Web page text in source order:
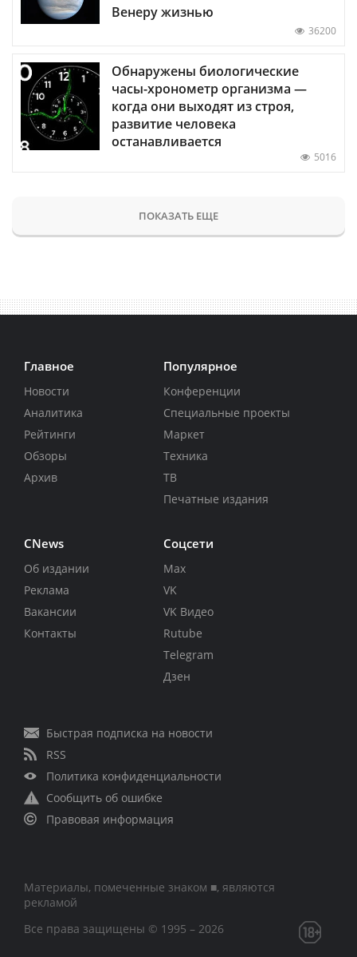
Венеру жизнью
36200
Обнаружены биологические
часы-хронометр организма —
когда они выходят из строя,
развитие человека
останавливается
5016
ПОКАЗАТЬ ЕЩЕ
Главное
Новости
Аналитика
Рейтинги
Обзоры
Архив
Популярное
Конференции
Специальные проекты
Маркет
Техника
ТВ
Печатные издания
CNews
Об издании
Реклама
Вакансии
Контакты
Соцсети
Max
VK
VK Видео
Rutube
Telegram
Дзен
Быстрая подписка на новости
RSS
Политика конфиденциальности
Сообщить об ошибке
Правовая информация
Материалы, помеченные знаком ■, являются
рекламой
Все права защищены © 1995 – 2026